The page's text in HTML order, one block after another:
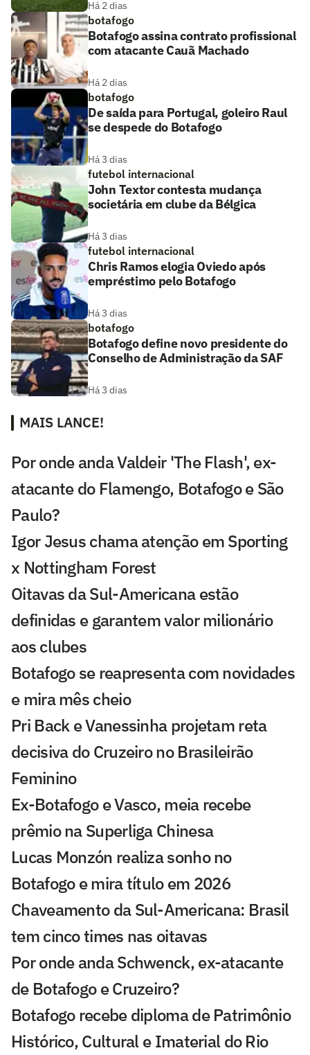
Há 2 dias
botafogo
Botafogo assina contrato profissional
com atacante Cauã Machado
Há 2 dias
botafogo
De saída para Portugal, goleiro Raul
se despede do Botafogo
Há 3 dias
futebol internacional
John Textor contesta mudança
societária em clube da Bélgica
Há 3 dias
futebol internacional
Chris Ramos elogia Oviedo após
empréstimo pelo Botafogo
Há 3 dias
botafogo
Botafogo define novo presidente do
Conselho de Administração da SAF
Há 3 dias
MAIS LANCE!
Por onde anda Valdeir 'The Flash', ex-
atacante do Flamengo, Botafogo e São
Paulo?
Igor Jesus chama atenção em Sporting
x Nottingham Forest
Oitavas da Sul-Americana estão
definidas e garantem valor milionário
aos clubes
Botafogo se reapresenta com novidades
e mira mês cheio
Pri Back e Vanessinha projetam reta
decisiva do Cruzeiro no Brasileirão
Feminino
Ex-Botafogo e Vasco, meia recebe
prêmio na Superliga Chinesa
Lucas Monzón realiza sonho no
Botafogo e mira título em 2026
Chaveamento da Sul-Americana: Brasil
tem cinco times nas oitavas
Por onde anda Schwenck, ex-atacante
de Botafogo e Cruzeiro?
Botafogo recebe diploma de Patrimônio
Histórico, Cultural e Imaterial do Rio